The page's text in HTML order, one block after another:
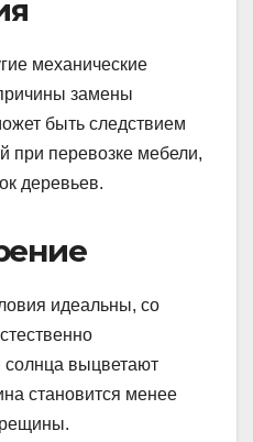
механические
замены
быть следствием
при перевозке мебели,
деревьев.
идеальны, со
солнца выцветают
становится менее